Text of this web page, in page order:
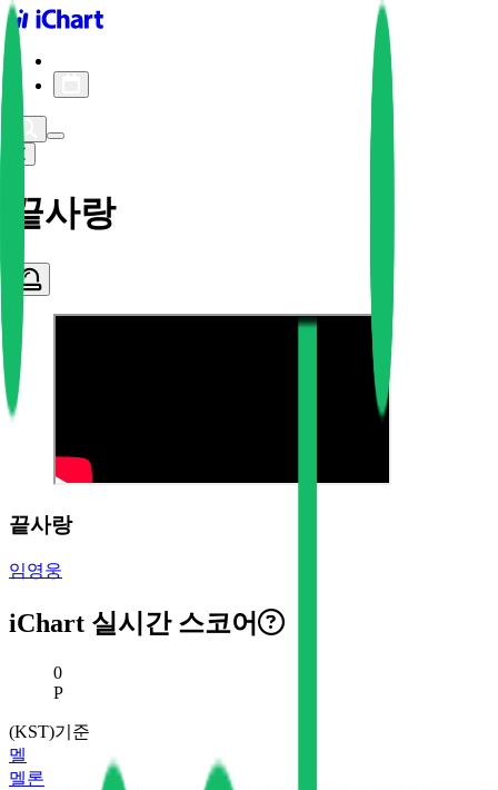
iChart logo
끝사랑
끝사랑
임영웅
iChart 실시간 스코어
현재 스코어
0
P
(KST)기준
멜
멜론